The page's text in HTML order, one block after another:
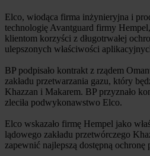
Elco, wiodąca firma inżynieryjna i
technologię Avantguard firmy
klientom korzyści z długotrwałej
ulepszonych właściwości
BP podpisało kontrakt z rządem
zakładu przetwarzania gazu, który
Khazzan i Makarem. BP przyznało
zleciła podwykonawstwo Elco.
Elco wskazało firmę Hempel jako
lądowego zakładu przetwórczego
zapewnić najlepszą dostępną ochronę